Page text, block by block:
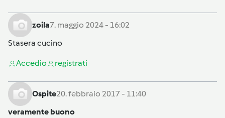
zoila7. maggio 2024 - 16:02
Stasera cucino
Accedio registrati
Ospite20. febbraio 2017 - 11:40
veramente buono